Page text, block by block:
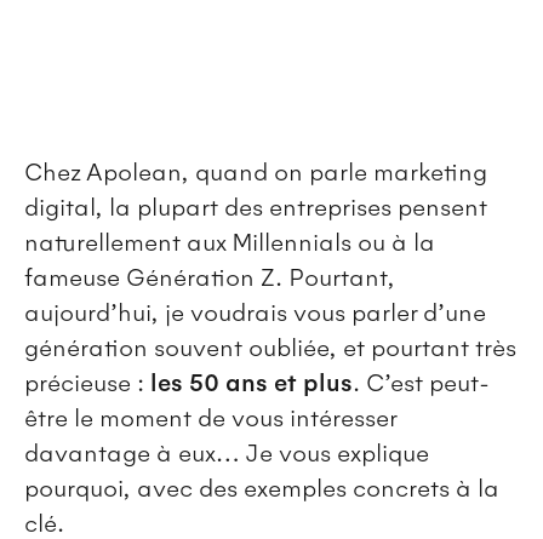
Chez Apolean, quand on parle marketing
digital, la plupart des entreprises pensent
naturellement aux Millennials ou à la
fameuse Génération Z. Pourtant,
aujourd’hui, je voudrais vous parler d’une
génération souvent oubliée, et pourtant très
précieuse : les 50 ans et plus. C’est peut-
être le moment de vous intéresser
davantage à eux… Je vous explique
pourquoi, avec des exemples concrets à la
clé.